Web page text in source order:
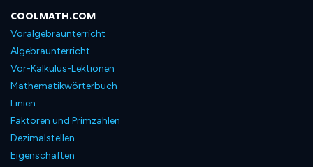
COOLMATH.COM
Voralgebraunterricht
Algebraunterricht
Vor-Kalkulus-Lektionen
Mathematikwörterbuch
Linien
Faktoren und Primzahlen
Dezimalstellen
Eigenschaften